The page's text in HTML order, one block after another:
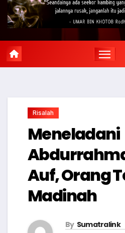
Risalah
Meneladani
Auf, Orang
Madinah
By Sumatralink